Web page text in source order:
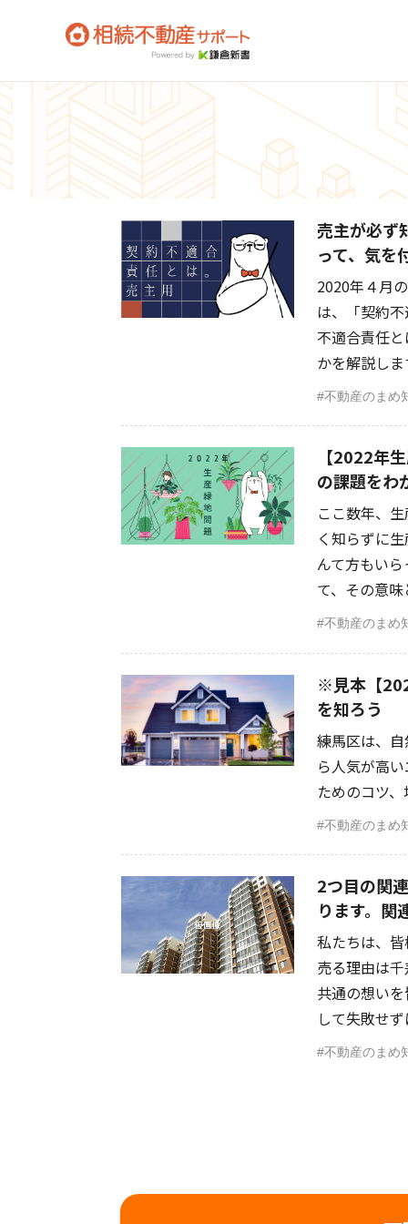
相続不動産サポート
売主が必ず
って、気を
2020年４月
は、「契約
不適合責任
かを解説し
不動産のまめ
【2022年
の課題をわ
ここ数年、
く知らずに
んて方もい
て、その意
不動産のまめ
※見本【
を知ろう
練馬区は、
ら人気が高
ためのコツ
不動産のまめ
2つ目の関
ります。関
私たちは、
売る理由は
共通の想い
して失敗せ
不動産のまめ